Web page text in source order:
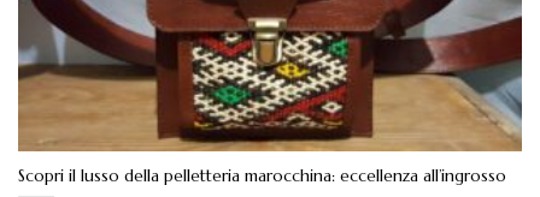
Scopri il lusso della pelletteria marocchina: eccellenza all’ingrosso